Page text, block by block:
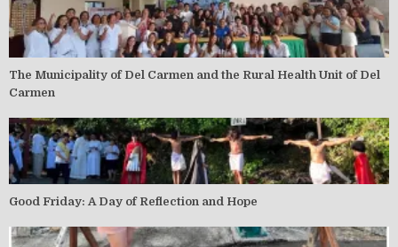
The Municipality of Del Carmen and the Rural Health Unit of Del
Carmen
Good Friday: A Day of Reflection and Hope